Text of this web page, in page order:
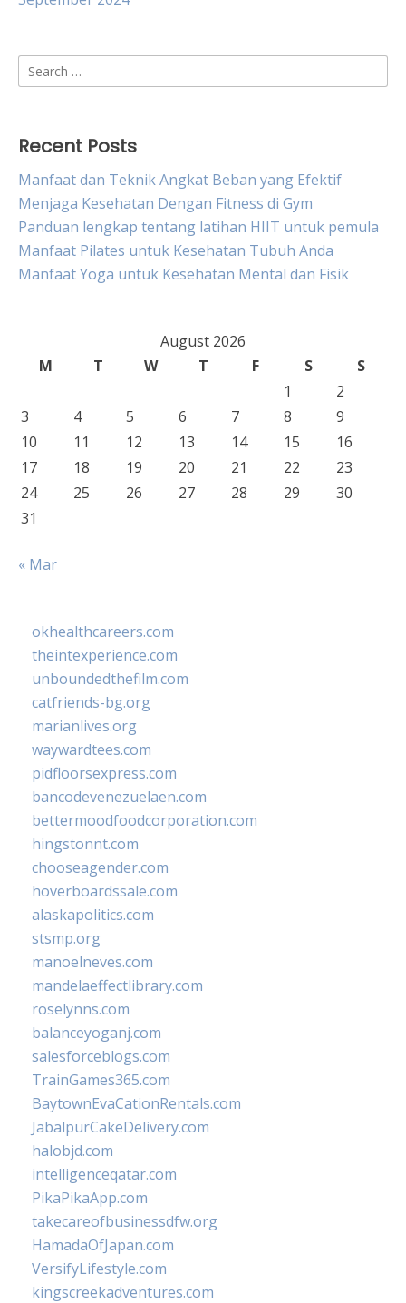
Search
for:
Recent Posts
Manfaat dan Teknik Angkat Beban yang Efektif
Menjaga Kesehatan Dengan Fitness di Gym
Panduan lengkap tentang latihan HIIT untuk pemula
Manfaat Pilates untuk Kesehatan Tubuh Anda
Manfaat Yoga untuk Kesehatan Mental dan Fisik
August 2026
M
T W T F S
S
1
2
3
4 5 6 7 8
9
10
11 12 13 14 15
16
17
18 19 20 21 22
23
24
25 26 27 28 29
30
31
« Mar
okhealthcareers.com
theintexperience.com
unboundedthefilm.com
catfriends-bg.org
marianlives.org
waywardtees.com
pidfloorsexpress.com
bancodevenezuelaen.com
bettermoodfoodcorporation.com
hingstonnt.com
chooseagender.com
hoverboardssale.com
alaskapolitics.com
stsmp.org
manoelneves.com
mandelaeffectlibrary.com
roselynns.com
balanceyoganj.com
salesforceblogs.com
TrainGames365.com
BaytownEvaCationRentals.com
JabalpurCakeDelivery.com
halobjd.com
intelligenceqatar.com
PikaPikaApp.com
takecareofbusinessdfw.org
HamadaOfJapan.com
VersifyLifestyle.com
kingscreekadventures.com